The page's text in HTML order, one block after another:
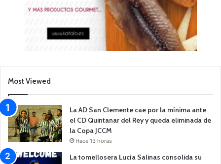
Most Viewed
La AD San Clemente cae por la mínima ante
el CD Quintanar del Rey y queda eliminada de
la Copa JCCM
Hace 13 horas
La tomellosera Lucía Salinas consolida su